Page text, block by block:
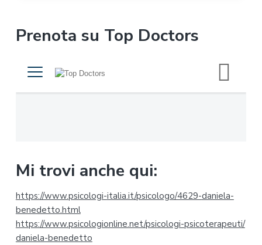
l
e
r
a
r
i
a
Prenota su Top Doctors
Mi trovi anche qui:
https://www.psicologi-italia.it/psicologo/4629-daniela-
benedetto.html
https://www.psicologionline.net/psicologi-psicoterapeuti/
daniela-benedetto